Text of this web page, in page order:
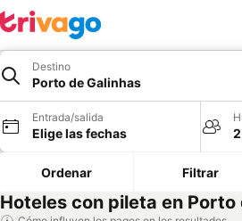
Destino
Porto de Galinhas
Entrada/salida
Elige las fechas
Ordenar Filtrar
Hoteles con pileta en Porto